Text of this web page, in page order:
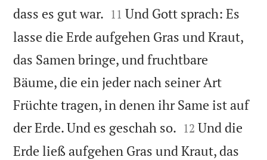
dass es gut war. 

11 Und Gott sprach: Es
lasse die Erde aufgehen Gras und Kraut,
das Samen bringe, und fruchtbare
Bäume, die ein jeder nach seiner Art
Früchte tragen, in denen ihr Same ist auf
der Erde. Und es geschah so. 

12 Und die
Erde ließ aufgehen Gras und Kraut, das